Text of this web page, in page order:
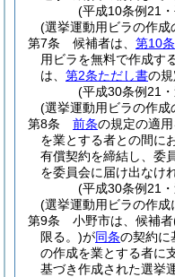
(平成10条例21
(選挙運動用ビラの作成
第7条
候補者は、 第10条
用ビラを無料で作成す
は、 第2条ただし書の規
(平成30条例21
(選挙運動用ビラの作成
第8条
前条の規定の適
を業とする者との間に
有償契約を締結し、委
を委員会に届け出なけ
(平成30条例21
(選挙運動用ビラの作成
第9条
小野市は、候補者
限る。)が同条の契約に
の作成を業とする者に
基づき作成された選挙